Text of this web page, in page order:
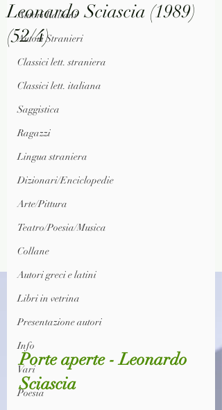
Autori Italiani
Autori Stranieri
Classici lett. straniera
Classici lett. italiana
Saggistica
Ragazzi
Lingua straniera
Dizionari/Enciclopedie
Arte/Pittura
Teatro/Poesia/Musica
Collane
Autori greci e latini
Libri in vetrina
Presentazione autori
Info
Vari
Poesia
Leonardo Sciascia (1989)
(52/4)
Porte aperte - Leonardo
Sciascia